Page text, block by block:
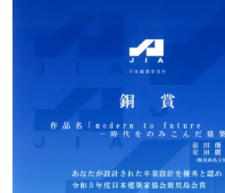
企業の方へ